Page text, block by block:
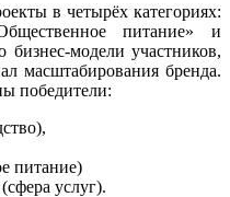
в четырёх категориях:
питание» и
модели участников,
масштабирования бренда.
победители:
питание)
услуг).